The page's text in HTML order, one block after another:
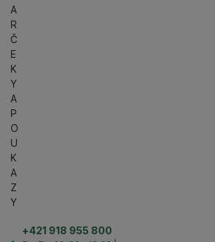
A
R
Č
E
K
Y
A
P
O
U
K
A
Z
Y
+421 918 955 800